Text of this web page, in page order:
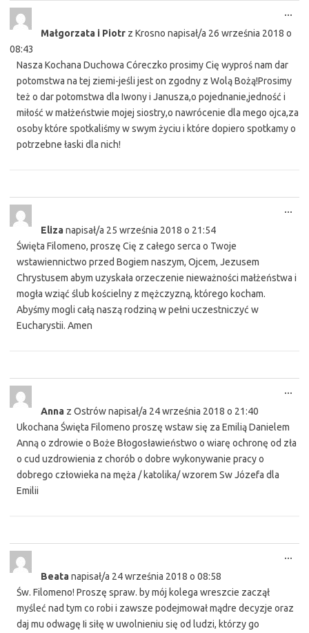
Małgorzata i Piotr z Krosno napisał/a 26 września 2018 o
08:43
Nasza Kochana Duchowa Córeczko prosimy Cię wyproś nam dar
potomstwa na tej ziemi-jeśli jest on zgodny z Wolą Bożą!Prosimy
też o dar potomstwa dla Iwony i Janusza,o pojednanie,jedność i
miłość w małżeństwie mojej siostry,o nawrócenie dla mego ojca,za
osoby które spotkaliśmy w swym życiu i które dopiero spotkamy o
potrzebne łaski dla nich!
...
Elizanapisał/a 25 września 2018 o 21:54
Święta Filomeno, proszę Cię z całego serca o Twoje
wstawiennictwo przed Bogiem naszym, Ojcem, Jezusem
Chrystusem abym uzyskała orzeczenie nieważności małżeństwa i
mogła wziąć ślub kościelny z mężczyzną, którego kocham.
Abyśmy mogli całą naszą rodziną w pełni uczestniczyć w
Eucharystii. Amen
...
Anna z Ostrównapisał/a 24 września 2018 o 21:40
Ukochana Święta Filomeno proszę wstaw się za Emilią Danielem
Anną o zdrowie o Boże Błogosławieństwo o wiarę ochronę od zła
o cud uzdrowienia z chorób o dobre wykonywanie pracy o
dobrego człowieka na męża / katolika/ wzorem Sw Józefa dla
Emilii
...
Beatanapisał/a 24 września 2018 o 08:58
Św. Filomeno! Proszę spraw. by mój kolega wreszcie zaczął
myśleć nad tym co robi i zawsze podejmował mądre decyzje oraz
daj mu odwagę Ii siłę w uwolnieniu się od ludzi, którzy go
...